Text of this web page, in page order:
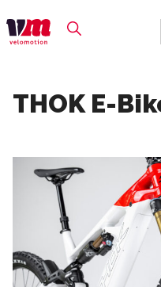
THOK E-